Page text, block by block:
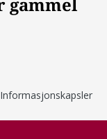
Informasjonskapsler